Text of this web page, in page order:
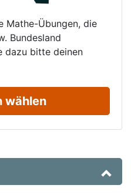
Mathe-Übungen, die
Bundesland
dazu bitte deinen
wählen